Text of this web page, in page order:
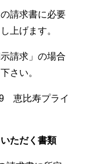
請求書に必要
上げます。
請求」の場合
さい。
恵比寿プライ
ただく書類